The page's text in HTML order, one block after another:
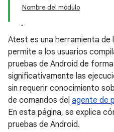
Nombre del módulo
Atest es una herramienta de
permite a los usuarios
pruebas de Android de
significativamente las
sin requerir conocimiento
de comandos del agente de
En esta página, se explica
pruebas de Android.